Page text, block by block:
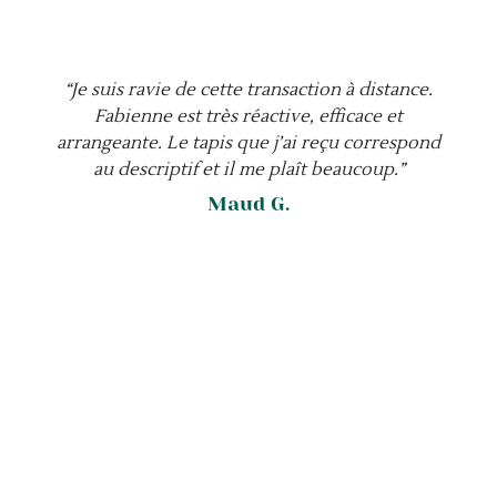
“Je suis ravie de cette transaction à distance.
Fabienne est très réactive, efficace et
arrangeante. Le tapis que j’ai reçu correspond
au descriptif et il me plaît beaucoup.”
Maud G.